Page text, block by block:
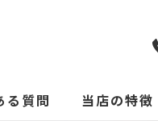
る質問 当店の特徴